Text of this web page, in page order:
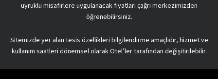
uyruklu misafirlere uygulanacak fiyatları çağrı merkezimizden
öğrenebilirsiniz.
Sitemizde yer alan tesis özellikleri bilgilendirme amaçlıdır, hizmet ve
kullanım saatleri dönemsel olarak Otel’ler tarafından değişitirilebilir.